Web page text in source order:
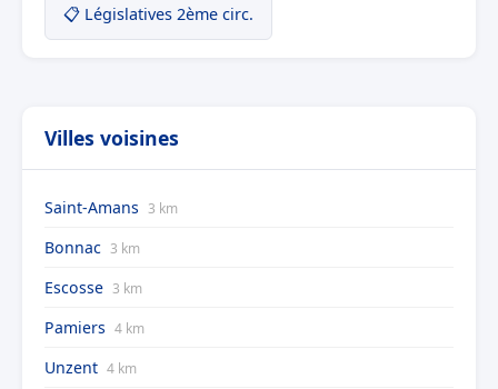
📋 Législatives 2ème circ.
Villes voisines
Saint-Amans 3 km
Bonnac 3 km
Escosse 3 km
Pamiers 4 km
Unzent 4 km